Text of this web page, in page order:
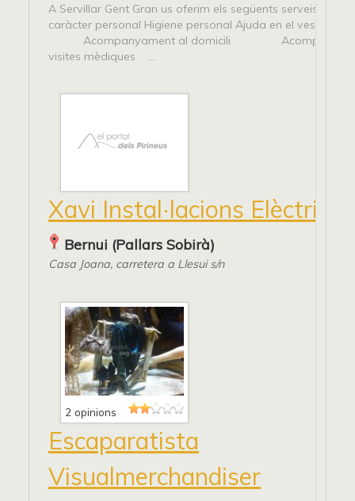
A Servillar Gent Gran us oferim els següents serveis:
caràcter personal Higiene personal Ajuda en el vestir
Acompanyament al domicili
visites mèdiques ...
Xavi Instal·lacions
Bernui (Pallars Sobirà)
Casa Joana, carretera a Llesui s/n
2 opinions
Escaparatista
Visualmerchandiser